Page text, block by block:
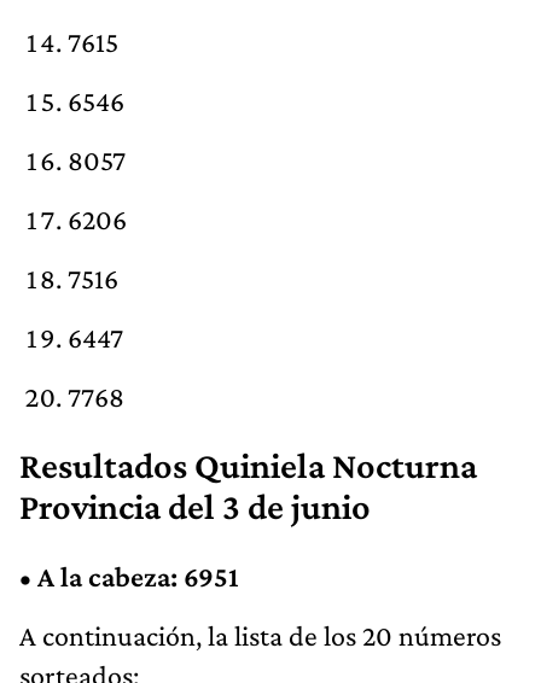
7615
6546
8057
6206
7516
6447
7768
Resultados Quiniela Nocturna
Provincia del 3 de junio
• A la cabeza: 6951
A continuación, la lista de los 20 números
sorteados: